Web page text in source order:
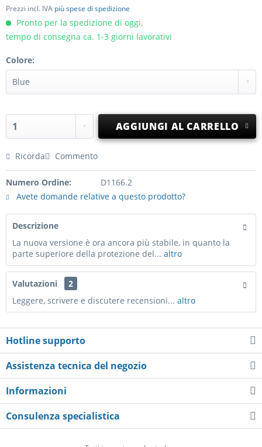
Prezzi incl. IVA più spese di spedizione
Pronto per la spedizione di oggi,
tempo di consegna ca. 1-3 giorni lavorativi
Colore:
AGGIUNGI AL CARRELLO
Ricorda Commento
Numero Ordine:
D1166.2
Avete domande relative a questo prodotto?
Descrizione
La nuova versione è ora ancora più stabile, in quanto la
parte superiore della protezione del... altro
Valutazioni
2
Leggere, scrivere e discutere recensioni... altro
Hotline supporto
Assistenza tecnica del negozio
Informazioni
Consulenza specialistica